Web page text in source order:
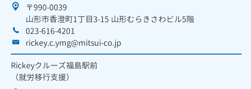
〒990-0039
山形市香澄町1丁目3-15 山形むらきさわビル5階
023-616-4201
rickey.c.ymg@mitsui-co.jp
Rickeyクルーズ福島駅前
（就労移行支援）